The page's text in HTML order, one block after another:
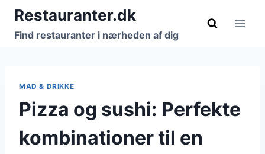
Fortsæt
indhold
Restauranter.dk
Find restauranter i nærheden af dig
MAD & DRIKKE
Pizza og sushi: Perfekte
kombinationer til en